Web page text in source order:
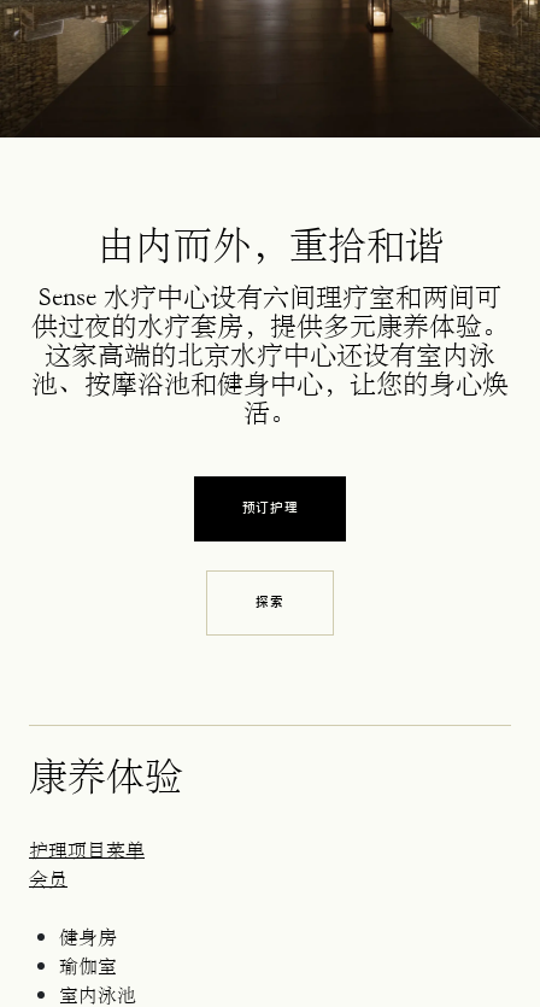
由内而外，重拾和谐
Sense 水疗中心设有六间理疗室和两间可
供过夜的水疗套房，提供多元康养体验。
这家高端的北京水疗中心还设有室内泳
池、按摩浴池和健身中心，让您的身心焕
活。
预订护理
探索
康养体验
护理项目菜单
会员
健身房
瑜伽室
室内泳池